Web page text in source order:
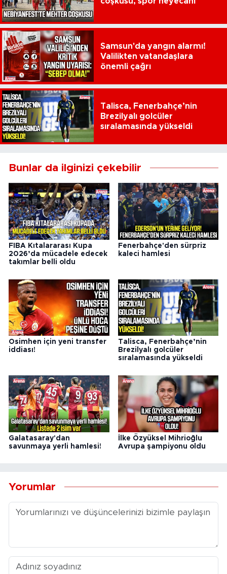
Samsun'da yangın alarmı!
Valilikten vatandaşlara
önemli çağrı
Talisca, Fenerbahçe’nin
Brezilyalı golcüler
sıralamasında yükseldi
Bunlar da ilginizi çekebilir
FIBA Kıtalararası Kupa
2026’da mücadele edecek
takımlar belli oldu
Fenerbahçe'den sürpriz
kaleci hamlesi
Osimhen için yeni transfer
iddiası!
Talisca, Fenerbahçe’nin
Brezilyalı golcüler
sıralamasında yükseldi
Galatasaray'dan
savunmaya yerli hamlesi!
İlke Özyüksel Mihrioğlu
Avrupa şampiyonu oldu
Yorumlar